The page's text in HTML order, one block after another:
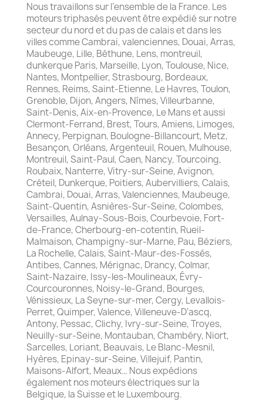
Nous travaillons sur l’ensemble de la France. Les
moteurs triphasés peuvent être expédié sur notre
secteur du nord et du pas de calais et dans les
villes comme Cambrai, valenciennes, Douai, Arras,
Maubeuge, Lille, Béthune, Lens, montreuil,
dunkerque Paris, Marseille, Lyon, Toulouse, Nice,
Nantes, Montpellier, Strasbourg, Bordeaux,
Rennes, Reims, Saint-Etienne, Le Havres, Toulon,
Grenoble, Dijon, Angers, Nîmes, Villeurbanne,
Saint-Denis, Aix-en-Provence, Le Mans et aussi
Clermont-Ferrand, Brest, Tours, Amiens, Limoges,
Annecy, Perpignan, Boulogne-Billancourt, Metz,
Besançon, Orléans, Argenteuil, Rouen, Mulhouse,
Montreuil, Saint-Paul, Caen, Nancy, Tourcoing,
Roubaix, Nanterre, Vitry-sur-Seine, Avignon,
Créteil, Dunkerque, Poitiers, Aubervilliers, Calais,
Cambrai, Douai, Arras, Valenciennes, Maubeuge,
Saint-Quentin, Asnières-Sur-Seine, Colombes,
Versailles, Aulnay-Sous-Bois, Courbevoie, Fort-
de-France, Cherbourg-en-cotentin, Rueil-
Malmaison, Champigny-sur-Marne, Pau, Béziers,
La Rochelle, Calais, Saint-Maur-des-Fossés,
Antibes, Cannes, Mérignac, Drancy, Colmar,
Saint-Nazaire, Issy-les-Moulineaux, Évry-
Courcouronnes, Noisy-le-Grand, Bourges,
Vénissieux, La Seyne-sur-mer, Cergy, Levallois-
Perret, Quimper, Valence, Villeneuve-D’ascq,
Antony, Pessac, Clichy, Ivry-sur-Seine, Troyes,
Neuilly-sur-Seine, Montauban, Chambéry, Niort,
Sarcelles, Loriant, Beauvais, Le Blanc-Mesnil,
Hyères, Epinay-sur-Seine, Villejuif, Pantin,
Maisons-Alfort, Meaux… Nous expédions
également nos moteurs électriques sur la
Belgique, la Suisse et le Luxembourg.